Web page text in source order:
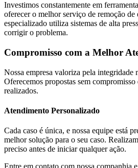
Investimos constantemente em
oferecer o melhor serviço de remoção
especializado utiliza sistemas de alta
corrigir o problema.
Compromisso com a Melhor
Nossa empresa valoriza pela integridade
Oferecemos propostas sem compromisso
realizados.
Atendimento Personalizado
Cada caso é única, e nossa equipe está
melhor solução para o seu caso.
preciso antes de iniciar qualquer ação.